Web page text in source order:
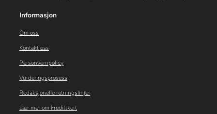
Informasjon
Om oss
Kontakt oss
Personvernpolicy
Vurderingsprosess
Redaksjonelle retningslinjer
Lær mer om kredittkort